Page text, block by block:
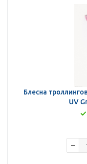
Блесна
UV